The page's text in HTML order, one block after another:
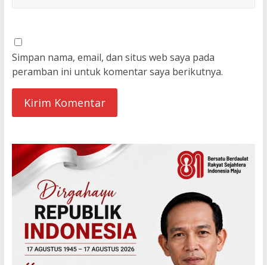
Simpan nama, email, dan situs web saya pada
peramban ini untuk komentar saya berikutnya.